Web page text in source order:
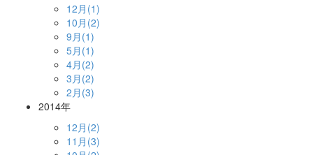
12月(1)
10月(2)
9月(1)
5月(1)
4月(2)
3月(2)
2月(3)
2014年
12月(2)
11月(3)